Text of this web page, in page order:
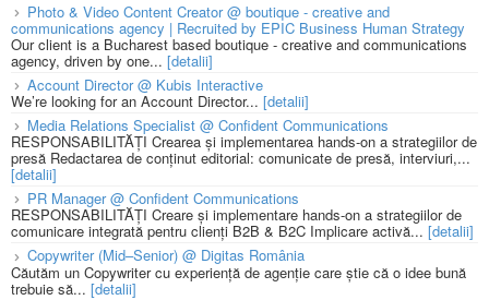
Photo & Video Content Creator @ boutique - creative and
communications agency | Recruited by EPIC Business Human Strategy
Our client is a Bucharest based boutique - creative and communications
agency, driven by one... [detalii]
Account Director @ Kubis Interactive
We’re looking for an Account Director... [detalii]
Media Relations Specialist @ Confident Communications
RESPONSABILITĂȚI Crearea și implementarea hands-on a strategiilor de
presă Redactarea de conținut editorial: comunicate de presă, interviuri,...
[detalii]
PR Manager @ Confident Communications
RESPONSABILITĂȚI Creare și implementare hands-on a strategiilor de
comunicare integrată pentru clienți B2B & B2C Implicare activă... [detalii]
Copywriter (Mid–Senior) @ Digitas România
Căutăm un Copywriter cu experiență de agenție care știe că o idee bună
trebuie să... [detalii]